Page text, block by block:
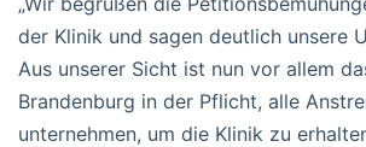
der Klinik und sagen deutlich unsere
Aus unserer Sicht ist nun vor allem
Brandenburg in der Pflicht, alle
unternehmen, um die Klinik zu